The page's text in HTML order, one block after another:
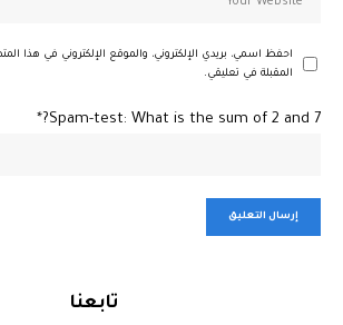
احفظ اسمي، بريدي الإلكتروني، والموقع الإلكتروني في هذا
المقبلة في تعليقي.
Spam-test: What is the sum of 2 and 7?*
تابعنا